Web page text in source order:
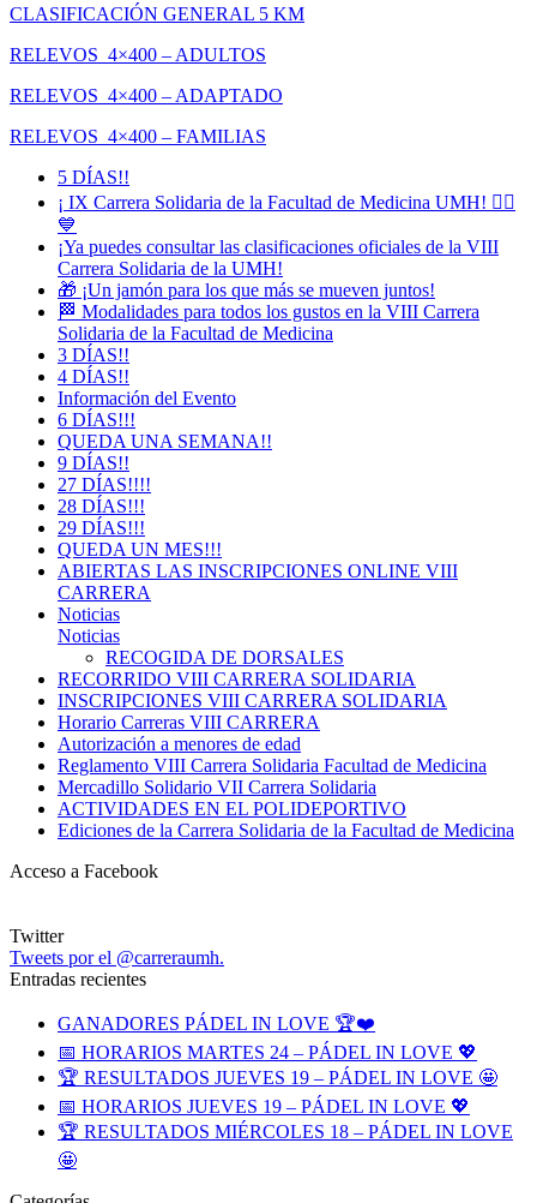
CLASIFICACIÓN GENERAL 5 KM
RELEVOS 4×400 – ADULTOS
RELEVOS 4×400 – ADAPTADO
RELEVOS 4×400 – FAMILIAS
5 DÍAS!!
¡ IX Carrera Solidaria de la Facultad de Medicina UMH! 🏃‍♀️
💙
¡Ya puedes consultar las clasificaciones oficiales de la VIII
Carrera Solidaria de la UMH!
🎁 ¡Un jamón para los que más se mueven juntos!
🏁 Modalidades para todos los gustos en la VIII Carrera
Solidaria de la Facultad de Medicina
3 DÍAS!!
4 DÍAS!!
Información del Evento
6 DÍAS!!!
QUEDA UNA SEMANA!!
9 DÍAS!!
27 DÍAS!!!!
28 DÍAS!!!
29 DÍAS!!!
QUEDA UN MES!!!
ABIERTAS LAS INSCRIPCIONES ONLINE VIII
CARRERA
Noticias
Noticias
RECOGIDA DE DORSALES
RECORRIDO VIII CARRERA SOLIDARIA
INSCRIPCIONES VIII CARRERA SOLIDARIA
Horario Carreras VIII CARRERA
Autorización a menores de edad
Reglamento VIII Carrera Solidaria Facultad de Medicina
Mercadillo Solidario VII Carrera Solidaria
ACTIVIDADES EN EL POLIDEPORTIVO
Ediciones de la Carrera Solidaria de la Facultad de Medicina
Acceso a Facebook
Twitter
Tweets por el @carreraumh.
Entradas recientes
GANADORES PÁDEL IN LOVE 🏆❤️
📅 HORARIOS MARTES 24 – PÁDEL IN LOVE 💖
🏆 RESULTADOS JUEVES 19 – PÁDEL IN LOVE 🤩
📅 HORARIOS JUEVES 19 – PÁDEL IN LOVE 💖
🏆 RESULTADOS MIÉRCOLES 18 – PÁDEL IN LOVE
🤩